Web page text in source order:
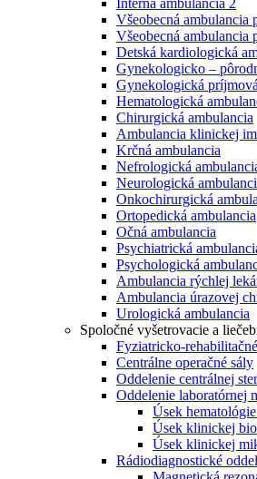
Interná ambulancia 2
Všeobecná ambulancia
Všeobecná ambulancia
Detská kardiologická
Gynekologicko –
Gynekologická
Hematologická
Chirurgická ambulancia
Ambulancia klinickej
Krčná ambulancia
Nefrologická
Neurologická
Onkochirurgická
Ortopedická ambulancia
Očná ambulancia
Psychiatrická
Psychologická
Ambulancia rýchlej
Ambulancia úrazovej
Urologická ambulancia
Spoločné vyšetrovacie a
Fyziatricko-
Centrálne operačné sály
Oddelenie centrálnej
Oddelenie laboratórnej
Úsek
Úsek klinickej
Úsek klinickej
Rádiodiagnostické